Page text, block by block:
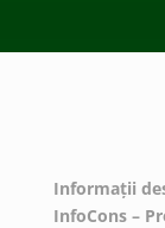
Informații
InfoCons –